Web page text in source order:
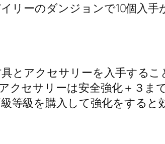
リーのダンジョンで10個入
とアクセサリーを入手するこ
クセサリーは安全強化＋３
等級を購入して強化をすると